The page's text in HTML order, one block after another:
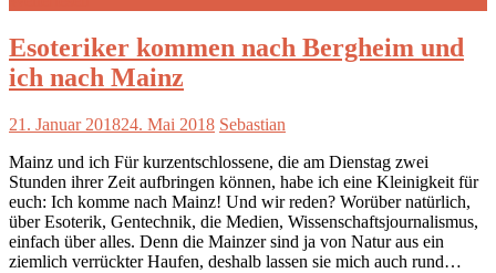
Esoteriker kommen nach Bergheim und
ich nach Mainz
21. Januar 201824. Mai 2018 Sebastian
Mainz und ich Für kurzentschlossene, die am Dienstag zwei
Stunden ihrer Zeit aufbringen können, habe ich eine Kleinigkeit für
euch: Ich komme nach Mainz! Und wir reden? Worüber natürlich,
über Esoterik, Gentechnik, die Medien, Wissenschaftsjournalismus,
einfach über alles. Denn die Mainzer sind ja von Natur aus ein
ziemlich verrückter Haufen, deshalb lassen sie mich auch rund…